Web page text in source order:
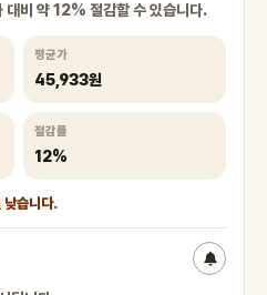
비 약 12% 절감할 수 있습니다.
평균가
45,933원
절감률
12%
습니다.